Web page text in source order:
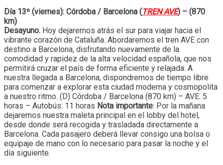
Día 13º (viernes): Córdoba / Barcelona (TREN AVE) – (870
km)
Desayuno. Hoy dejaremos atrás el sur para viajar hacia el
vibrante corazón de Cataluña. Abordaremos el tren AVE con
destino a Barcelona, disfrutando nuevamente de la
comodidad y rapidez de la alta velocidad española, que nos
permitirá cruzar el país de forma eficiente y relajada. A
nuestra llegada a Barcelona, dispondremos de tiempo libre
para comenzar a explorar esta ciudad moderna y cosmopolita
a nuestro ritmo. (D) Córdoba / Barcelona (870 km) – AVE: 5
horas – Autobús: 11 horas Nota importante: Por la mañana
dejaremos nuestra maleta principal en el lobby del hotel,
desde donde será recogida y trasladada directamente a
Barcelona. Cada pasajero deberá llevar consigo una bolsa o
equipaje de mano con lo necesario para pasar la noche y el
día siguiente.